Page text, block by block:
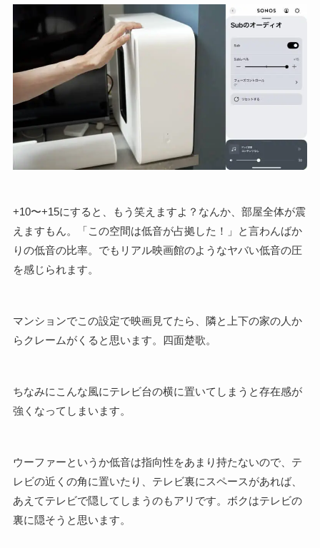
+10〜+15にすると、もう笑えますよ？なんか、部屋全体が震
えますもん。「この空間は低音が占拠した！」と言わんばか
りの低音の比率。でもリアル映画館のようなヤバい低音の圧
を感じられます。
マンションでこの設定で映画見てたら、隣と上下の家の人か
らクレームがくると思います。四面楚歌。
ちなみにこんな風にテレビ台の横に置いてしまうと存在感が
強くなってしまいます。
ウーファーというか低音は指向性をあまり持たないので、テ
レビの近くの角に置いたり、テレビ裏にスペースがあれば、
あえてテレビで隠してしまうのもアリです。ボクはテレビの
裏に隠そうと思います。